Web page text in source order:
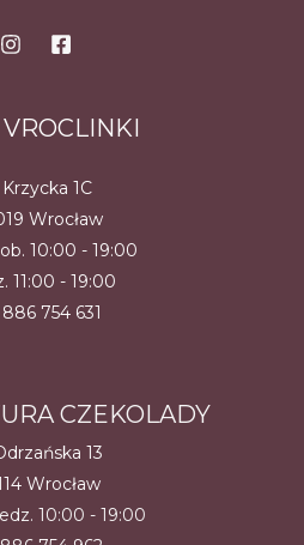
Krzycka 1C
Wrocław
10:00 - 19:00
11:00 - 19:00
886 754 631
CZEKOLADY
13
Wrocław
10:00 - 19:00